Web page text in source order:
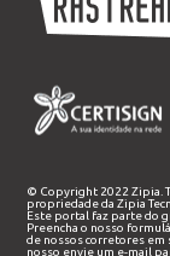
© Copyright 2022 Zipia.
propriedade daZipia
Este portal faz parte do
Preencha o nosso
de nossos corretores em
nosso envie um e-mail